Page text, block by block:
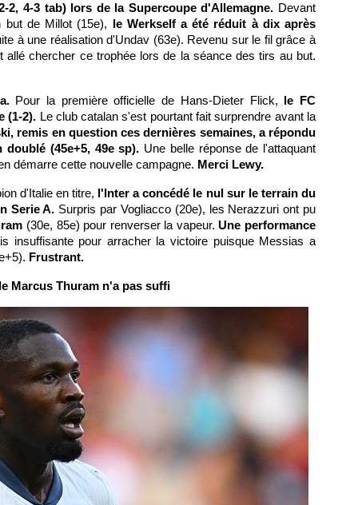
2, 4-3 tab) lors de la Supercoupe d'Allemagne. Devant
de Millot (15e), le Werkself a été réduit à dix après
à une réalisation d'Undav (63e). Revenu sur le fil grâce à
chercher ce trophée lors de la séance des tirs au but.
Pour la première officielle de Hans-Dieter Flick, le FC
(1-2). Le club catalan s'est pourtant fait surprendre avant la
remis en question ces dernières semaines, a répondu
(45e+5, 49e sp). Une belle réponse de l'attaquant
démarre cette nouvelle campagne. Merci Lewy.
d'Italie en titre, l'Inter a concédé le nul sur le terrain du
Serie A. Surpris par Vogliacco (20e), les Nerazzuri ont pu
(30e, 85e) pour renverser la vapeur.Une performance
insuffisante pour arracher la victoire puisque Messias a
Frustrant.
Marcus Thuram n'a pas suffi